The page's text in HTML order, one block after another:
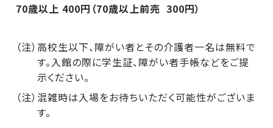
70歳以上 400円（70歳以上前売 300円）
（注）高校生以下、障がい者とその介護者一名は無料で
す。入館の際に学生証、障がい者手帳などをご提
示ください。
（注）混雑時は入場をお待ちいただく可能性がございま
す。